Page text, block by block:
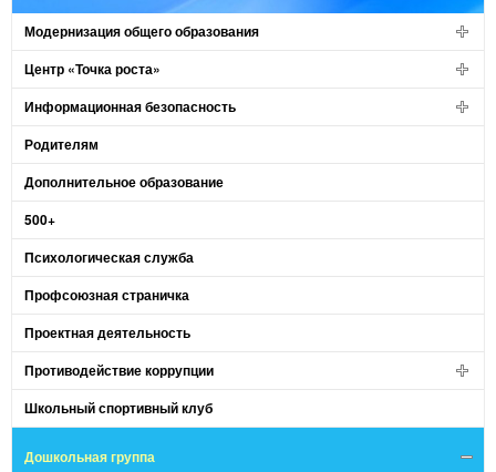
Модернизация общего образования
Центр «Точка роста»
Информационная безопасность
Родителям
Дополнительное образование
500+
Психологическая служба
Профсоюзная страничка
Проектная деятельность
Противодействие коррупции
Школьный спортивный клуб
Дошкольная группа